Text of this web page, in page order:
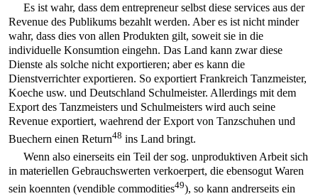
Es ist wahr, dass dem entrepreneur selbst diese services aus der
Revenue des Publikums bezahlt werden. Aber es ist nicht minder
wahr, dass dies von allen Produkten gilt, soweit sie in die
individuelle Konsumtion eingehn. Das Land kann zwar diese
Dienste als solche nicht exportieren; aber es kann die
Dienstverrichter exportieren. So exportiert Frankreich Tanzmeister,
Koeche usw. und Deutschland Schulmeister. Allerdings mit dem
Export des Tanzmeisters und Schulmeisters wird auch seine
Revenue exportiert, waehrend der Export von Tanzschuhen und
Buechern einen Return48 ins Land bringt.
Wenn also einerseits ein Teil der sog. unproduktiven Arbeit sich
in materiellen Gebrauchswerten verkoerpert, die ebensogut Waren
sein koennten (vendible commodities49), so kann andrerseits ein